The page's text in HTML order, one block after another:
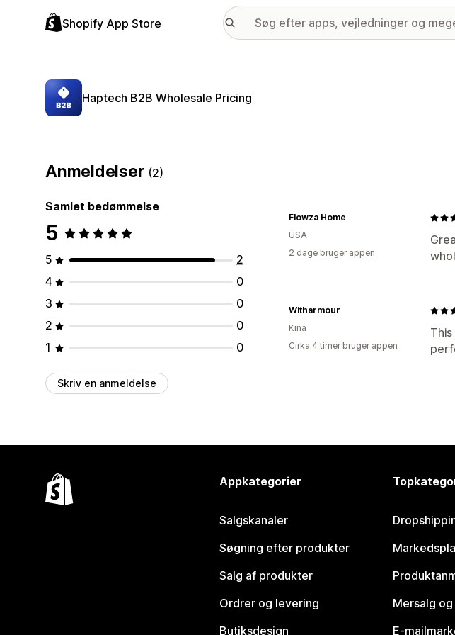
Shopify App Store
Haptech B2B Wholesale Pricing
Anmeldelser (2)
Samlet bedømmelse
5
5
2
4
0
3
0
2
0
1
0
Skriv en anmeldelse
Flowza Home
USA
2 dage bruger appen
Witharmour
Kina
Cirka 4 timer bruger appen
Appkategorier
Salgskanaler
Søgning efter produkter
Salg af produkter
Ordrer og levering
Butiksdesign
Mersalg
E-